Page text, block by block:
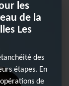
les
de la
Les
des
étapes. En
de